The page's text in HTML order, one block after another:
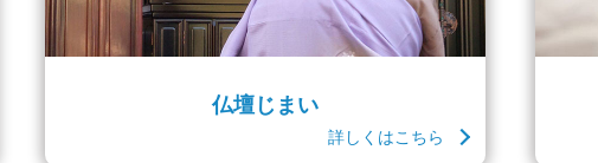
仏壇じまい
詳しくはこちら